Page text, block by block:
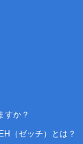
すか？
（ゼッチ）とは？